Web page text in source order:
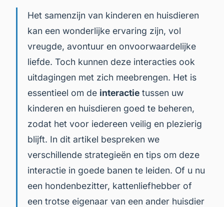
Het samenzijn van kinderen en huisdieren
kan een wonderlijke ervaring zijn, vol
vreugde, avontuur en onvoorwaardelijke
liefde. Toch kunnen deze interacties ook
uitdagingen met zich meebrengen. Het is
essentieel om de interactie tussen uw
kinderen en huisdieren goed te beheren,
zodat het voor iedereen veilig en plezierig
blijft. In dit artikel bespreken we
verschillende strategieën en tips om deze
interactie in goede banen te leiden. Of u nu
een hondenbezitter, kattenliefhebber of
een trotse eigenaar van een ander huisdier